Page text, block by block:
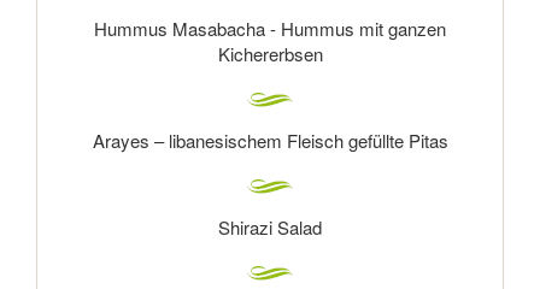
Hummus Masabacha - Hummus mit ganzen
Kichererbsen
Arayes – libanesischem Fleisch gefüllte Pitas
Shirazi Salad